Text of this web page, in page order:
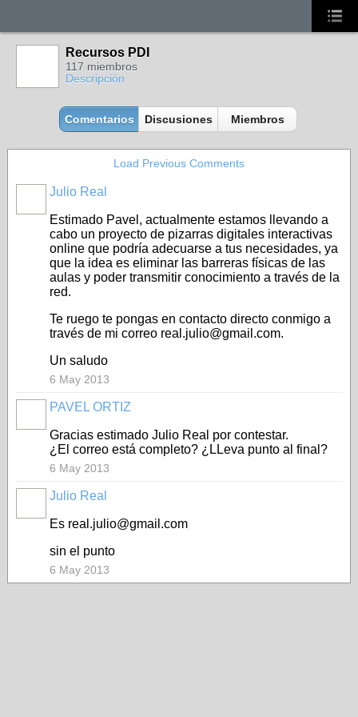
Recursos PDI
117 miembros
Descripción
Comentarios Discusiones Miembros
Load Previous Comments
Julio Real
Estimado Pavel, actualmente estamos llevando a
cabo un proyecto de pizarras digitales interactivas
online que podría adecuarse a tus necesidades, ya
que la idea es eliminar las barreras físicas de las
aulas y poder transmitir conocimiento a través de la
red.
Te ruego te pongas en contacto directo conmigo a
través de mi correo real.julio@gmail.com.
Un saludo
6 May 2013
PAVEL ORTIZ
Gracias estimado Julio Real por contestar.
¿El correo está completo? ¿LLeva punto al final?
6 May 2013
Julio Real
Es real.julio@gmail.com
sin el punto
6 May 2013